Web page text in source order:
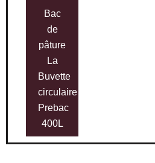
Bac
de
pâture
La
Buvette
circulaire
Prebac
400L